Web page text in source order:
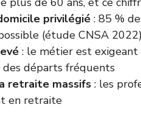
privilégié : 85 %
(étude CNSA 2022)
: le métier est
départs fréquents
retraite massifs : les
en retraite